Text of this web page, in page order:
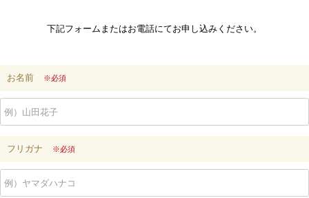
下記フォームまたはお電話にてお申し込みください。
お名前 ※必須
フリガナ ※必須